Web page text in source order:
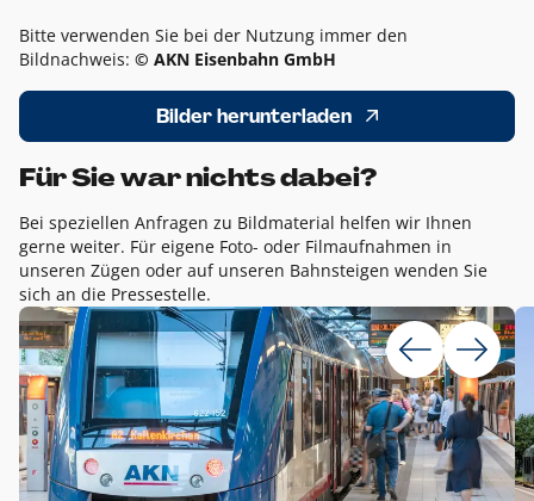
Bitte verwenden Sie bei der Nutzung immer den
Bildnachweis: © AKN Eisenbahn GmbH
Bilder herunterladen
Für Sie war nichts dabei?
Bei speziellen Anfragen zu Bildmaterial helfen wir Ihnen
gerne weiter. Für eigene Foto- oder Filmaufnahmen in
unseren Zügen oder auf unseren Bahnsteigen wenden Sie
sich an die Pressestelle.